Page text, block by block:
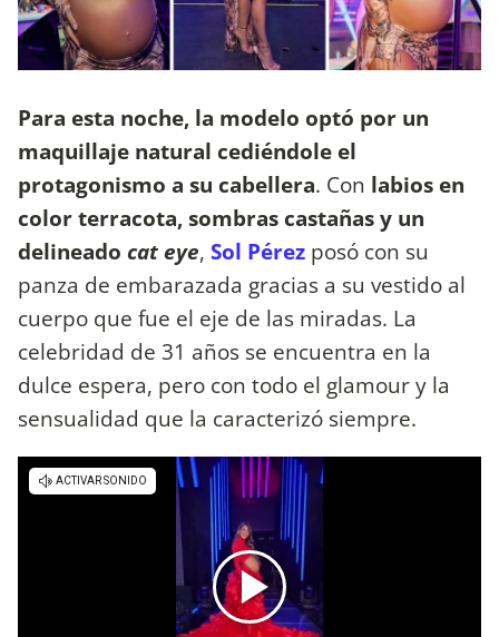
Para esta noche, la modelo optó por un
maquillaje natural cediéndole el
protagonismo a su cabellera. Con labios en
color terracota, sombras castañas y un
delineado cat eye, Sol Pérez posó con su
panza de embarazada gracias a su vestido al
cuerpo que fue el eje de las miradas. La
celebridad de 31 años se encuentra en la
dulce espera, pero con todo el glamour y la
sensualidad que la caracterizó siempre.